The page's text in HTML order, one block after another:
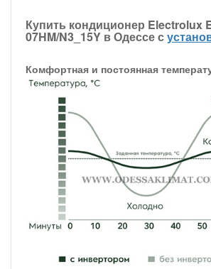
Купить кондиционер Electrolux
07HM/N3_15Y в Одессе с
Комфортная и постоянная